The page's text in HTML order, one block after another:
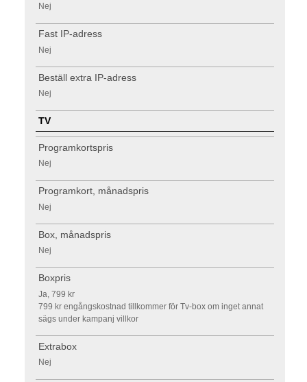
Nej
Fast IP-adress
Nej
Beställ extra IP-adress
Nej
TV
Programkortspris
Nej
Programkort, månadspris
Nej
Box, månadspris
Nej
Boxpris
Ja, 799 kr
799 kr engångskostnad tillkommer för Tv-box om inget annat
sägs under kampanj villkor
Extrabox
Nej